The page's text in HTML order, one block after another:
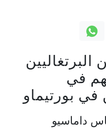
البرتغاليين
في
بورتيماو
داماسيو